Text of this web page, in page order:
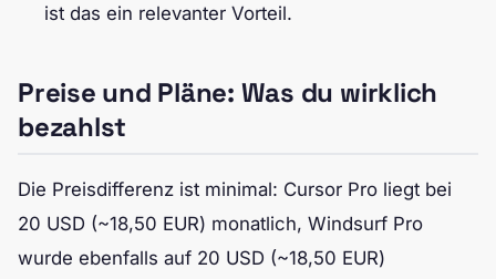
ist das ein relevanter Vorteil.
Preise und Pläne: Was du wirklich
bezahlst
Die Preisdifferenz ist minimal: Cursor Pro liegt bei
20 USD (~18,50 EUR) monatlich, Windsurf Pro
wurde ebenfalls auf 20 USD (~18,50 EUR)